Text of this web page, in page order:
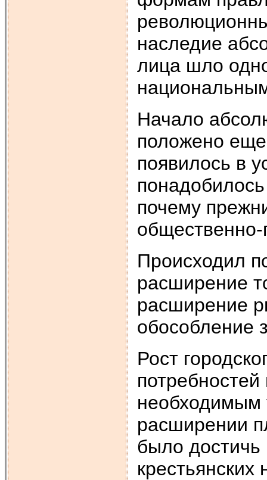
наследие
лица шло
Начало
положено
появилось в
почему
общественно-
Происходил
расширение
расширение
обособление
Рост
необходимым
расширении
было
крестьянских